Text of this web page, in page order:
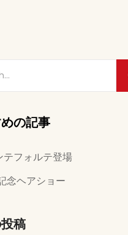
の記事
テフォルテ登場
念ヘアショー
稿